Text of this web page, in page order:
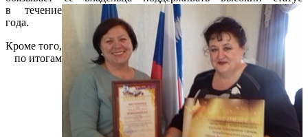
в течение
года.
Кроме того,
по итогам